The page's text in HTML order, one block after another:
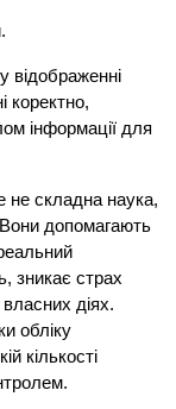
відображенні
коректно,
інформації для
не складна наука,
Вони допомагають
зникає страх
власних діях.
обліку
кількості